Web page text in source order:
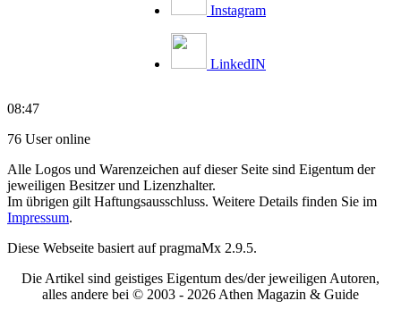
Instagram
LinkedIN
08:47
76 User online
Alle Logos und Warenzeichen auf dieser Seite sind Eigentum der
jeweiligen Besitzer und Lizenzhalter.
Im übrigen gilt Haftungsausschluss. Weitere Details finden Sie im
Impressum.
Diese Webseite basiert auf pragmaMx 2.9.5.
Die Artikel sind geistiges Eigentum des/der jeweiligen Autoren,
alles andere bei © 2003 - 2026 Athen Magazin & Guide